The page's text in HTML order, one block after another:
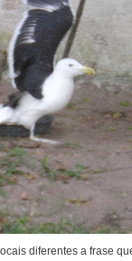
diferentes a frase